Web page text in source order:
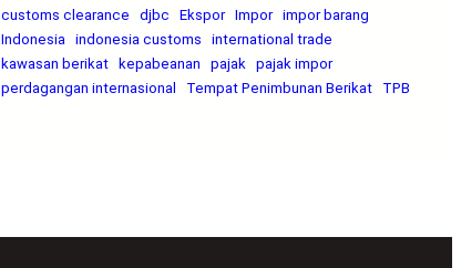
customs clearance
djbc Ekspor Impor impor barang
Indonesia
indonesia customs
international trade
kawasan berikat kepabeanan pajak
pajak impor
perdagangan internasional
Tempat Penimbunan Berikat TPB